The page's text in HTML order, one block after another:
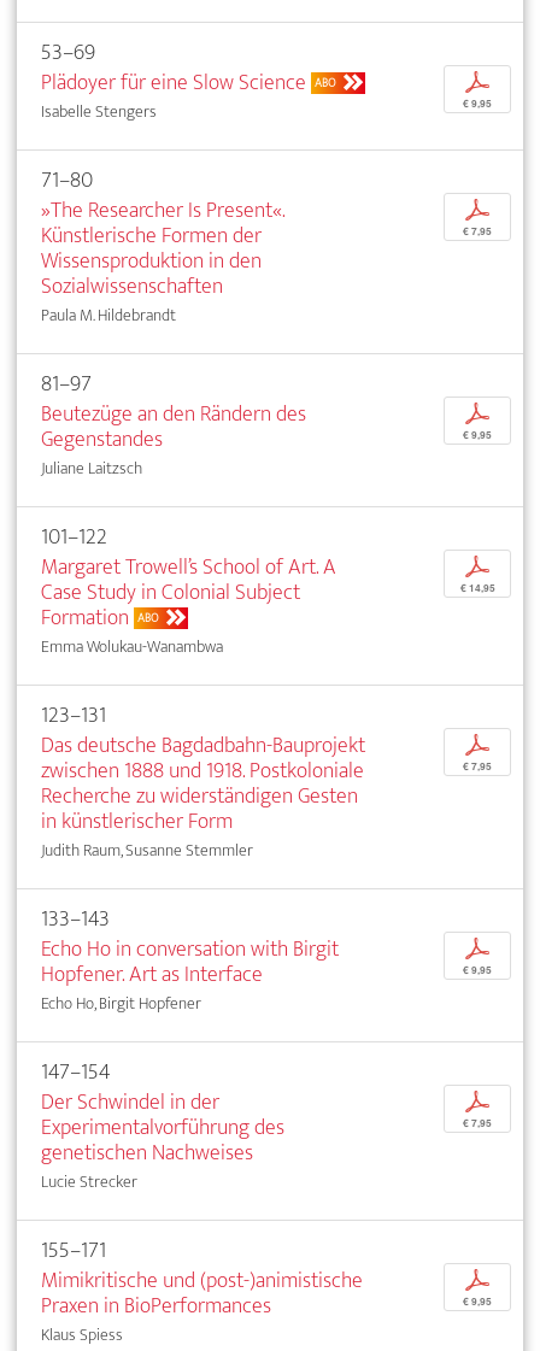
53–69
Plädoyer für eine Slow Science ABO
Isabelle Stengers
p
€ 9,95
71–80
»The Researcher Is Present«.
Künstlerische Formen der
Wissensproduktion in den
Sozialwissenschaften
Paula M. Hildebrandt
p
€ 7,95
81–97
Beutezüge an den Rändern des
Gegenstandes
Juliane Laitzsch
p
€ 9,95
101–122
Margaret Trowell’s School of Art. A
Case Study in Colonial Subject
Formation ABO
Emma Wolukau-Wanambwa
p
€ 14,95
123–131
Das deutsche Bagdadbahn-Bauprojekt
zwischen 1888 und 1918. Postkoloniale
Recherche zu widerständigen Gesten
in künstlerischer Form
Judith Raum, Susanne Stemmler
p
€ 7,95
133–143
Echo Ho in conversation with Birgit
Hopfener. Art as Interface
Echo Ho, Birgit Hopfener
p
€ 9,95
147–154
Der Schwindel in der
Experimentalvorführung des
genetischen Nachweises
Lucie Strecker
p
€ 7,95
155–171
Mimikritische und (post-)animistische
Praxen in BioPerformances
Klaus Spiess
p
€ 9,95